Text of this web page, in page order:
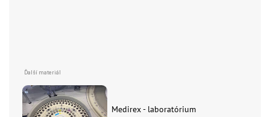
Medirex - laboratórium